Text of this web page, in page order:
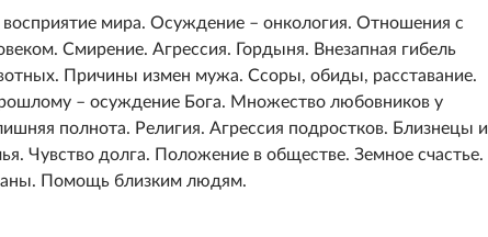
восприятие мира. Осуждение – онкология. Отношения с
Смирение. Агрессия. Гордыня. Внезапная гибель
Причины измен мужа. Ссоры, обиды, расставание.
– осуждение Бога. Множество любовников у
полнота. Религия. Агрессия подростков. Близнецы и
Чувство долга. Положение в обществе. Земное счастье.
Помощь близким людям.